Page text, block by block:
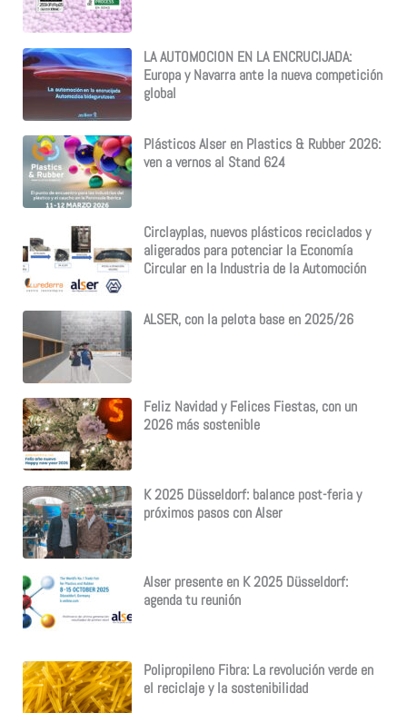
LA AUTOMOCION EN LA ENCRUCIJADA:
Europa y Navarra ante la nueva competición
global
Plásticos Alser en Plastics & Rubber 2026:
ven a vernos al Stand 624
Circlayplas, nuevos plásticos reciclados y
aligerados para potenciar la Economía
Circular en la Industria de la Automoción
ALSER, con la pelota base en 2025/26
Feliz Navidad y Felices Fiestas, con un
2026 más sostenible
K 2025 Düsseldorf: balance post-feria y
próximos pasos con Alser
Alser presente en K 2025 Düsseldorf:
agenda tu reunión
Polipropileno Fibra: La revolución verde en
el reciclaje y la sostenibilidad